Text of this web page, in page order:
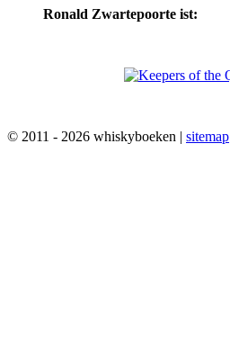
Ronald Zwartepoorte ist:
© 2011 - 2026 whiskyboeken | sitemap